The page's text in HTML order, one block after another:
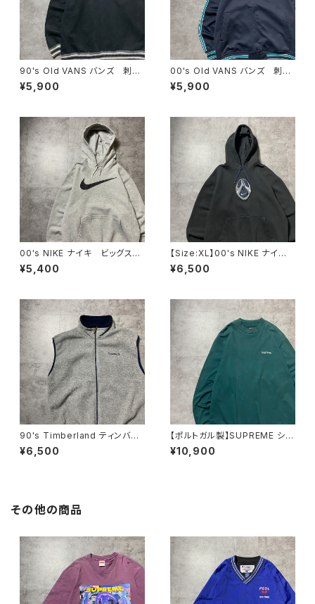
90's Old VANS バンズ 刺繍
ワンポイント ラインリブ ヘビ
ーオンス ブラック 黒 スウェ
¥5,900
00's Old VANS バンズ 刺繍
ワンポイント ラインリブ ネイ
ビー ジャージ トラックジャケ
¥5,900
00's NIKE ナイキ ビッグスウ
ォッシュ プリント グレー ス
ウェット パーカー フーディ
¥5,400
【Size:XL】00's NIKE ナイ
キ スウォッシュセンター刺繍×
ワッペン ブラック 黒 スウェ
¥6,500
90's Timberland ティンバー
ランド 刺繍ワンポイント グレ
ー フリースベスト
¥6,500
【ポルトガル製】SUPREME シュ
プリーム 刺繍ワンポイント
グリーン Tシャツ ロンT
¥10,900
その他の商品